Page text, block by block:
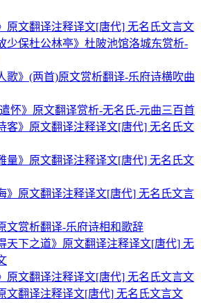
原文翻译注释译文[唐代] 无名氏文言文
少保杜公林亭》杜陂池馆洛城东赏析-
歌》(两首)原文赏析翻译-乐府诗横吹曲
遣怀》原文翻译赏析-无名氏-元曲三百首
客》原文翻译注释译文[唐代] 无名氏文
量》原文翻译注释译文[唐代] 无名氏文
》原文翻译注释译文[唐代] 无名氏文言
文赏析翻译-乐府诗相和歌辞
天下之道》原文翻译注释译文[唐代] 无
原文翻译注释译文[唐代] 无名氏文言文
文翻译注释译文[唐代] 无名氏文言文